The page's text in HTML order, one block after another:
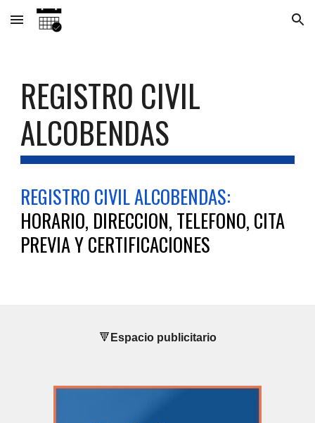
Skip to main content Skip to navigation
REGISTRO CIVIL
ALCOBENDAS
REGISTRO CIVIL ALCOBENDAS:
HORARIO, DIRECCION, TELEFONO, CITA
PREVIA Y CERTIFICACIONES
🔻 Espacio publicitario